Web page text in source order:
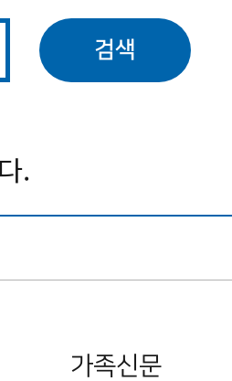
검색
.
가족신문